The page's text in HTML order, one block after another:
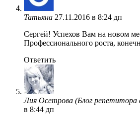
Татьяна 27.11.2016 в 8:24 дп
Сергей! Успехов Вам на новом
Профессионального роста,
Ответить
Лия Осетрова (Блог репетитора
в 8:44 дп